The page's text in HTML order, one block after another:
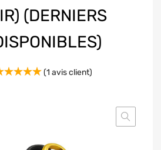
(DERNIERS
(1 avis client)